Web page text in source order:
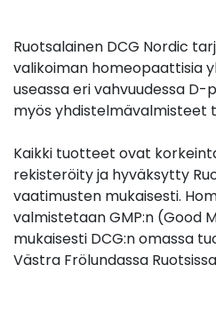
Ruotsalainen DCG Nordic
valikoiman homeopaattisia
useassa eri vahvuudessa D-
myös yhdistelmävalmisteet
Kaikki tuotteet ovat
rekisteröity ja hyväksytty
vaatimusten mukaisesti.
valmistetaan GMP:n (Good
mukaisesti DCG:n omassa
Västra Frölundassa